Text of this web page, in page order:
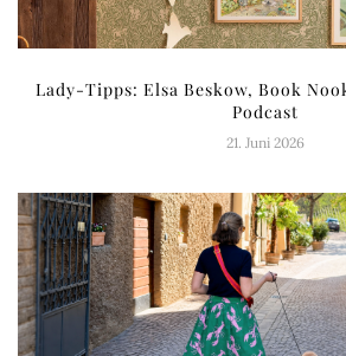
Lady-Tipps: Elsa Beskow, Book
Podcast
21. Juni 2026